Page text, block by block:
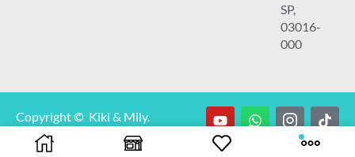
SP,
03016-
000
Copyright © Kiki & Mily.
CNPJ: 13.929.348/0001-00.